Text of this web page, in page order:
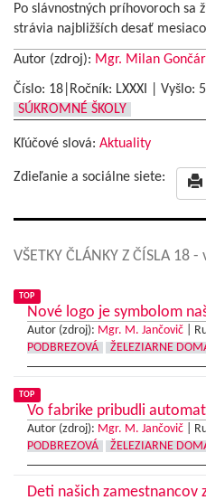
Po slávnostných príhovoroch sa
strávia najbližších desať
Autor (zdroj): Mgr. Milan Gončár
Číslo: 18|Ročník: LXXXI | Vyšlo:
SÚKROMNÉ ŠKOLY
Kľúčové slová: Aktuality
Zdieľanie a sociálne siete:
VŠETKY ČLÁNKY Z ČÍSLA 18 -
TOP
Nové logo je symbolom
Autor (zdroj): Mgr. M. Jančovič
PODBREZOVÁ
ŽELEZIARNE
TOP
Vo fabrike pribudli
Autor (zdroj): Mgr. M. Jančovič
PODBREZOVÁ
ŽELEZIARNE
Deti našich zamestnancov